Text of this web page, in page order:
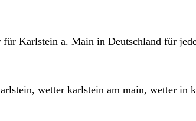
für Karlstein a. Main in Deutschland für
wetter karlstein am main, wetter in